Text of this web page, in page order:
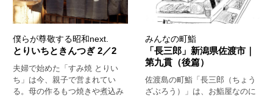
僕らが尊敬する昭和next.
とりいちときんつぎ 2／2
夫婦で始めた「すみ焼 とりい
ち」は今、親子で営まれてい
る。母の作るもつ焼きや煮込み
みんなの町鮨
「長三郎」新潟県佐渡市｜
第九貫（後篇）
佐渡島の町鮨「長三郎（ちょう
ざぶろう）」は、お鮨屋なのに